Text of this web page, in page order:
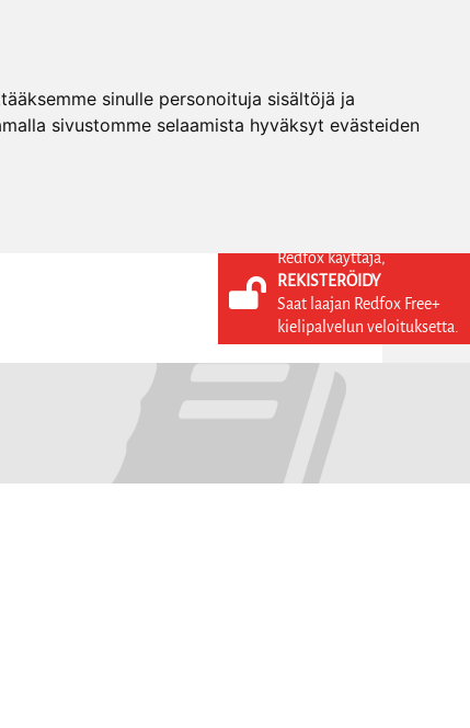
sinulle personoituja sisältöjä ja
sivustomme selaamista hyväksyt evästeiden
KIRJAUDU SISÄÄN
REKISTERÖIDY
FI
Redfox käyttäjä,
REKISTERÖIDY
Saat laajan Redfox Free+
kielipalvelun veloituksetta.